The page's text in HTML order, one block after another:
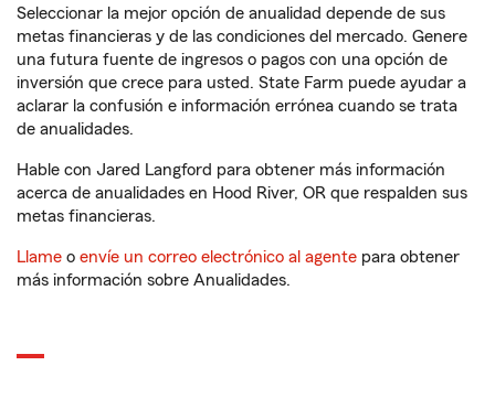
Seleccionar la mejor opción de anualidad depende de sus
metas financieras y de las condiciones del mercado. Genere
una futura fuente de ingresos o pagos con una opción de
inversión que crece para usted. State Farm puede ayudar a
aclarar la confusión e información errónea cuando se trata
de anualidades.
Hable con Jared Langford para obtener más información
acerca de anualidades en Hood River, OR que respalden sus
metas financieras.
Llame o envíe un correo electrónico al agente para obtener
más información sobre Anualidades.